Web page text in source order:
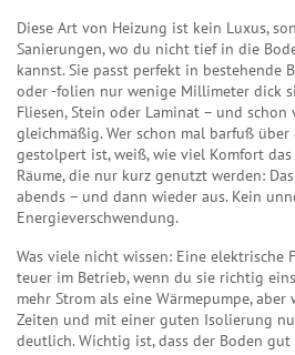
Diese Art von Heizung ist kein Luxus,
Sanierungen, wo du nicht tief in die
kannst. Sie passt perfekt in bestehende
oder -folien nur wenige Millimeter dick
Fliesen, Stein oder Laminat – und
gleichmäßig. Wer schon mal barfuß
gestolpert ist, weiß, wie viel Komfort
Räume, die nur kurz genutzt werden:
abends – und dann wieder aus. Kein
Energieverschwendung.
Was viele nicht wissen: Eine
teuer im Betrieb, wenn du sie richtig
mehr Strom als eine Wärmepumpe,
Zeiten und mit einer guten Isolierung
deutlich. Wichtig ist, dass der Boden